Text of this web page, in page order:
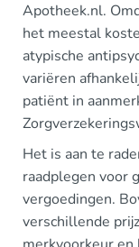
Apotheek.nl.
het meestal
atypische
variëren
patiënt in
Het is aan te
raadplegen voor
vergoedingen.
verschillende